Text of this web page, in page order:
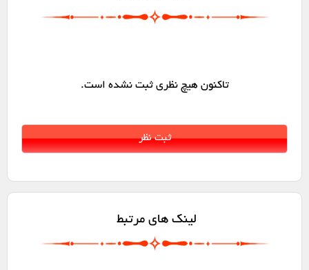
تاکنون هیچ نظری ثبت نشده است.
لینک های مرتبط